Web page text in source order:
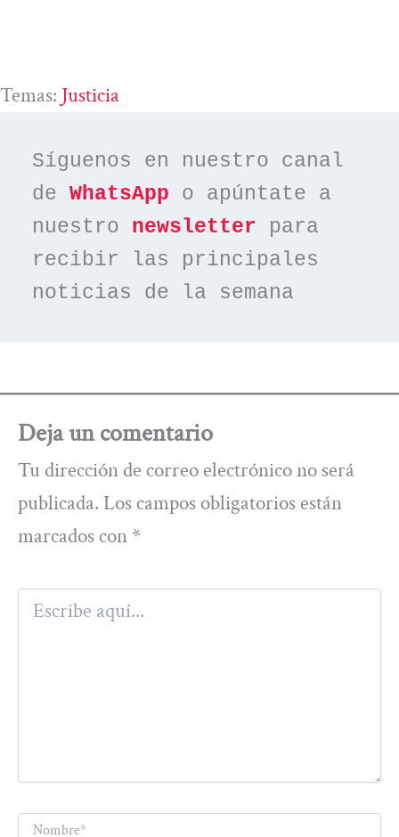
Temas: Justicia
Síguenos en nuestro canal
de WhatsApp o apúntate a
nuestro newsletter para
recibir las principales
noticias de la semana
Deja un comentario
Tu dirección de correo electrónico no será
publicada. Los campos obligatorios están
marcados con *
Escribe
aquí...
Nombre*